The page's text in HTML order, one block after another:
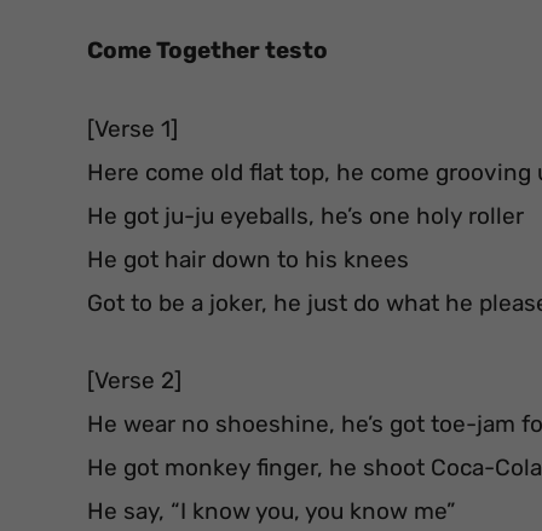
Come Together testo
[Verse 1]
Here come old flat top, he come grooving
He got ju-ju eyeballs, he’s one holy roller
He got hair down to his knees
Got to be a joker, he just do what he
[Verse 2]
He wear no shoeshine, he’s got toe-jam
He got monkey finger, he shoot Coca-Cola
He say, “I know you, you know me”